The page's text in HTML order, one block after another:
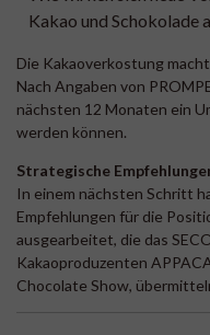
Kakao und Schokolade
Die Kakaoverkostung
Nach Angaben von
nächsten 12 Monaten ein
werden können.
Strategische
In einem nächsten Schritt
Empfehlungen für die
ausgearbeitet, die das
Kakaoproduzenten
Chocolate Show,